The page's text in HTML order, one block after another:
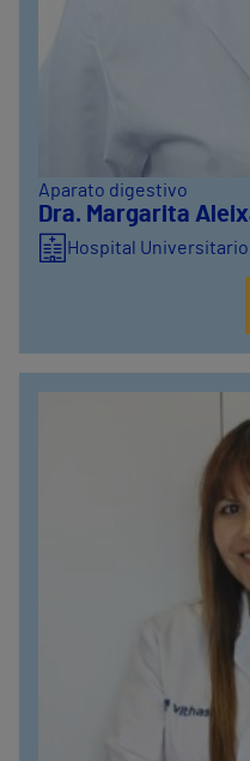
Aparato digestivo
Dra. Margarita
Hospital